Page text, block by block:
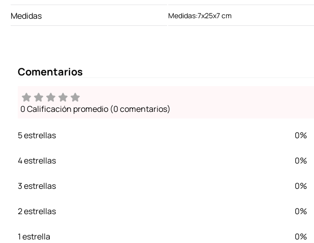
Medidas Medidas:7x25x7 cm
Comentarios
0 Calificación promedio (0 comentarios)
5 estrellas 0%
4 estrellas 0%
3 estrellas 0%
2 estrellas 0%
1 estrella 0%